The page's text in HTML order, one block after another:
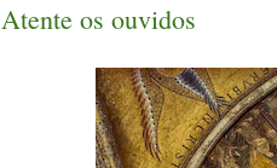
Atente os ouvidos